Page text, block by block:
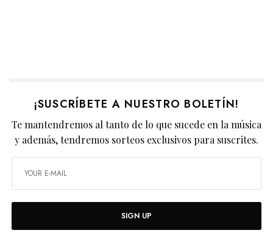
¡SUSCRÍBETE A NUESTRO BOLETÍN!
Te mantendremos al tanto de lo que sucede en la música
y además, tendremos sorteos exclusivos para suscrites.
SIGN UP